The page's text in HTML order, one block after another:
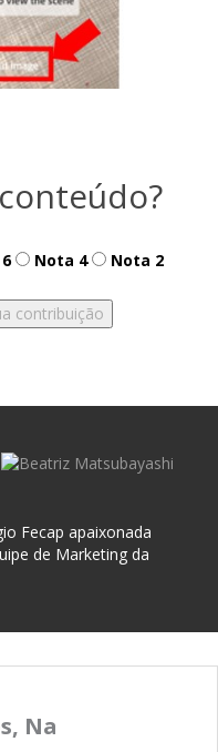
Nota 4 Nota 2
Fecap apaixonada
de Marketing da
Na